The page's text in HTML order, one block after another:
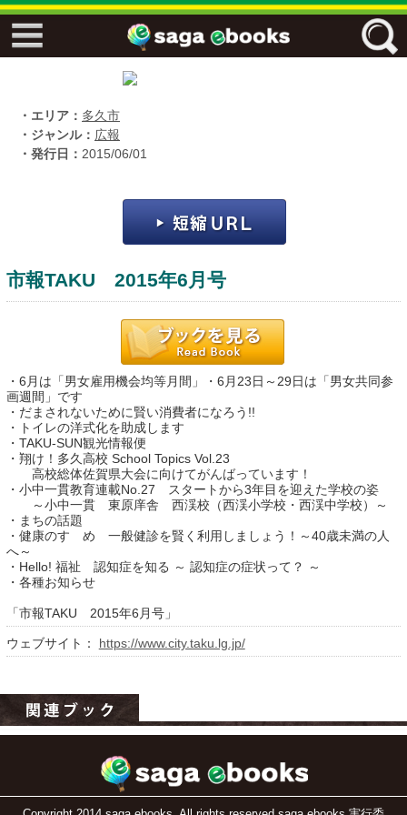
エリア
キーワード
・エリア： 多久市
・ジャンル： 広報
・発行日： 2015/06/01
市報TAKU 2015年6月号
・6月は「男女雇用機会均等月間」・6月23日～29日は「男女共同参
画週間」です
・だまされないために賢い消費者になろう!!
・トイレの洋式化を助成します
・TAKU-SUN観光情報便
・翔け！多久高校 School Topics Vol.23
高校総体佐賀県大会に向けてがんばっています！
・小中一貫教育連載No.27 スタートから3年目を迎えた学校の姿
～小中一貫 東原庠舎 西渓校（西渓小学校・西渓中学校）～
・まちの話題
・健康のすゝめ 一般健診を賢く利用しましょう！～40歳未満の人
へ～
・Hello! 福祉 認知症を知る ～ 認知症の症状って？ ～
・各種お知らせ
「市報TAKU 2015年6月号」
ウェブサイト： https://www.city.taku.lg.jp/
↓↓ ebooks専用本棚 ↓↓
運営：福博印刷
saga ebooksとは
ご利用ガイド
よくある質問
お問い合わせ